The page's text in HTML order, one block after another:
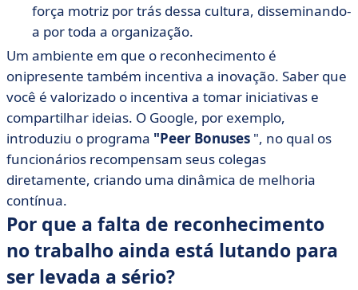
força motriz por trás dessa cultura, disseminando-
a por toda a organização.
Um ambiente em que o reconhecimento é
onipresente também incentiva a inovação. Saber que
você é valorizado o incentiva a tomar iniciativas e
compartilhar ideias. O Google, por exemplo,
introduziu o programa "Peer Bonuses ", no qual os
funcionários recompensam seus colegas
diretamente, criando uma dinâmica de melhoria
contínua.
Por que a falta de reconhecimento
no trabalho ainda está lutando para
ser levada a sério?